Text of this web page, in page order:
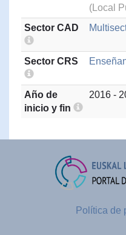
(Local
Sector CAD
Sector CRS
Año de
inicio y fin
2016 -
Política de